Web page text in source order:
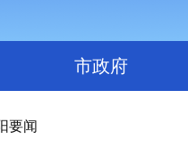
市政府
要闻